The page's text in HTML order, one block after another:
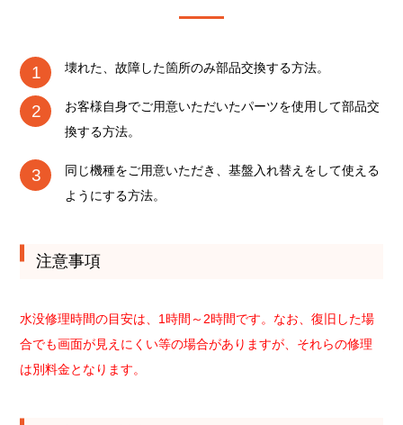
壊れた、故障した箇所のみ部品交換する方法。
お客様自身でご用意いただいたパーツを使用して部品交
換する方法。
同じ機種をご用意いただき、基盤入れ替えをして使える
ようにする方法。
注意事項
水没修理時間の目安は、1時間～2時間です。なお、復旧した場
合でも画面が見えにくい等の場合がありますが、それらの修理
は別料金となります。